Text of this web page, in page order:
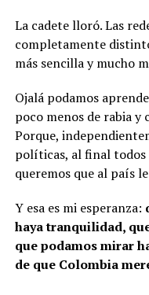
La cadete lloró. Las
completamente
más sencilla y mucho
Ojalá podamos
poco menos de rabia y
Porque,
políticas, al final todos
queremos que al país
Y esa es mi esperanza:
haya tranquilidad,
que podamos mirar
de que Colombia